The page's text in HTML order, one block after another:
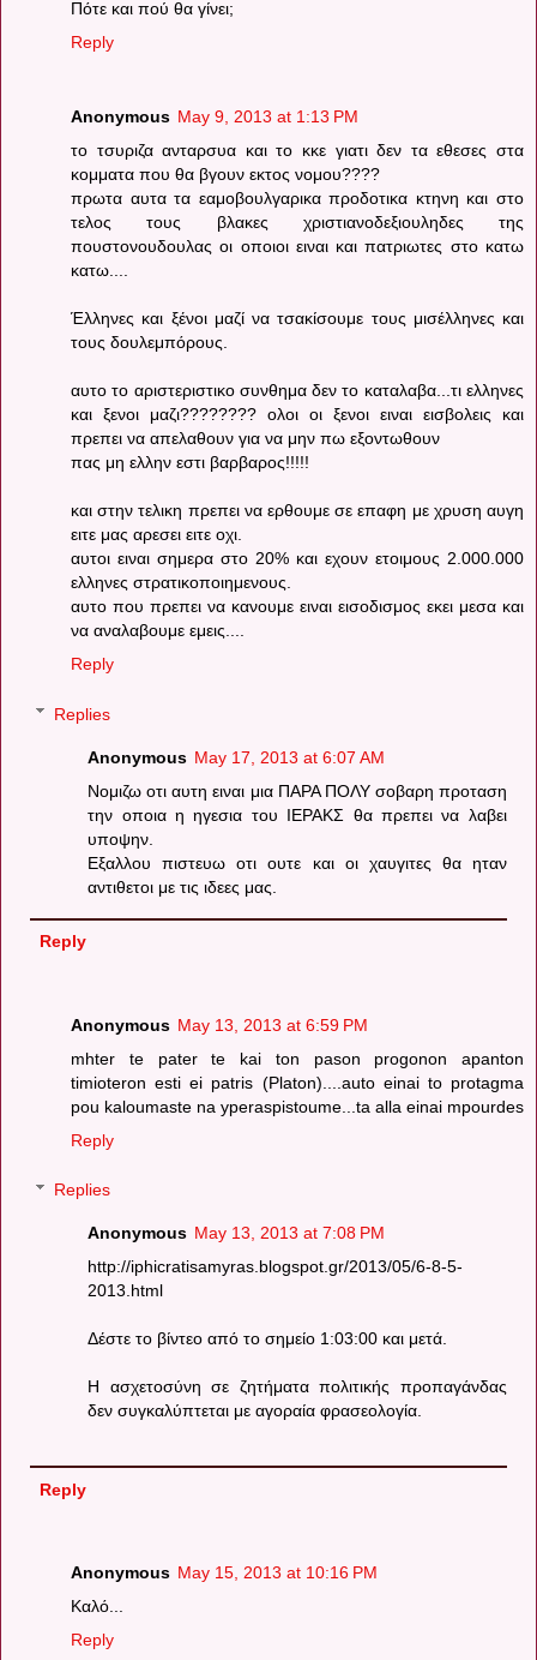
Πότε και πού θα γίνει;
Reply
Anonymous May 9, 2013 at 1:13 PM
το τσυριζα ανταρσυα και το κκε γιατι δεν τα εθεσες στα
κομματα που θα βγουν εκτος νομου????
πρωτα αυτα τα εαμοβουλγαρικα προδοτικα κτηνη και στο
τελος τους βλακες χριστιανοδεξιουληδες της
πουστονουδουλας οι οποιοι ειναι και πατριωτες στο κατω
κατω....
Έλληνες και ξένοι μαζί να τσακίσουμε τους μισέλληνες και
τους δουλεμπόρους.
αυτο το αριστεριστικο συνθημα δεν το καταλαβα...τι ελληνες
και ξενοι μαζι???????? ολοι οι ξενοι ειναι εισβολεις και
πρεπει να απελαθουν για να μην πω εξοντωθουν
πας μη ελλην εστι βαρβαρος!!!!!
και στην τελικη πρεπει να ερθουμε σε επαφη με χρυση αυγη
ειτε μας αρεσει ειτε οχι.
αυτοι ειναι σημερα στο 20% και εχουν ετοιμους 2.000.000
ελληνες στρατικοποιημενους.
αυτο που πρεπει να κανουμε ειναι εισοδισμος εκει μεσα και
να αναλαβουμε εμεις....
Reply
Replies
Anonymous May 17, 2013 at 6:07 AM
Νομιζω οτι αυτη ειναι μια ΠΑΡΑ ΠΟΛΥ σοβαρη προταση
την οποια η ηγεσια του ΙΕΡΑΚΣ θα πρεπει να λαβει
υποψην.
Εξαλλου πιστευω οτι ουτε και οι χαυγιτες θα ηταν
αντιθετοι με τις ιδεες μας.
Reply
Anonymous May 13, 2013 at 6:59 PM
mhter te pater te kai ton pason progonon apanton
timioteron esti ei patris (Platon)....auto einai to protagma
pou kaloumaste na yperaspistoume...ta alla einai mpourdes
Reply
Replies
Anonymous May 13, 2013 at 7:08 PM
http://iphicratisamyras.blogspot.gr/2013/05/6-8-5-
2013.html
Δέστε το βίντεο από το σημείο 1:03:00 και μετά.
Η ασχετοσύνη σε ζητήματα πολιτικής προπαγάνδας
δεν συγκαλύπτεται με αγοραία φρασεολογία.
Reply
Anonymous May 15, 2013 at 10:16 PM
Καλό...
Reply